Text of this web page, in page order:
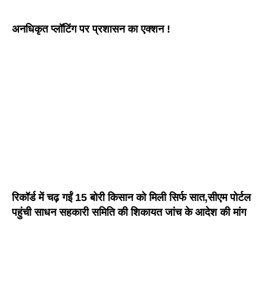
अनधिकृत प्लॉटिंग पर प्रशासन का एक्शन !
रिकॉर्ड में चढ़ गईं 15 बोरी किसान को मिली सिर्फ सात,सीएम पोर्टल
पहुंची साधन सहकारी समिति की शिकायत जांच के आदेश की मांग